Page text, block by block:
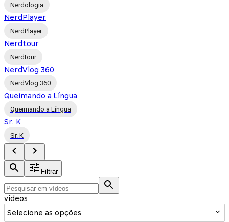
Nerdologia
NerdPlayer
NerdPlayer
Nerdtour
Nerdtour
NerdVlog 360
NerdVlog 360
Queimando a Língua
Queimando a Língua
Sr. K
Sr. K
Filtrar
vídeos
Selecione as opções